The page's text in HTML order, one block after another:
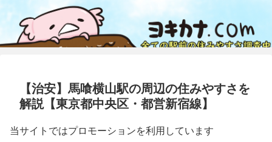
【治安】馬喰横山駅の周辺の住みやすさを
解説【東京都中央区・都営新宿線】
当サイトではプロモーションを利用しています